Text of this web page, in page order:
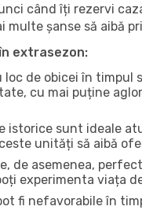
când îți rezervi
șanse să aibă
extrasezon:
de obicei în
cu mai puține
istorice sunt ideale
unități să aibă
de asemenea,
experimenta viața
fi nefavorabile în